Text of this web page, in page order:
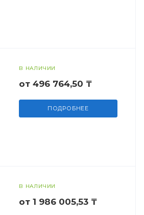
В НАЛИЧИИ
от 496 764,50 ₸
ПОДРОБНЕЕ
В НАЛИЧИИ
от 1 986 005,53 ₸